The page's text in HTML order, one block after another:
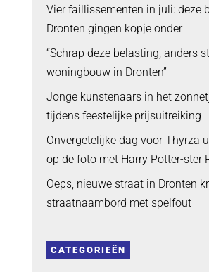
Vier faillissementen in juli: deze
Dronten gingen kopje onder
“Schrap deze belasting, anders
woningbouw in Dronten”
Jonge kunstenaars in het
tijdens feestelijke prijsuitreiking
Onvergetelijke dag voor Thyrza
op de foto met Harry Potter-ster
Oeps, nieuwe straat in Dronten
straatnaambord met spelfout
CATEGORIEËN